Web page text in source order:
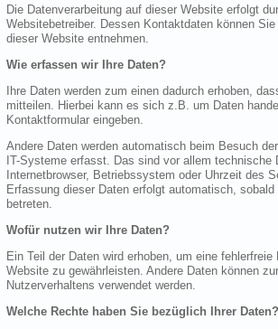
Die Datenverarbeitung auf dieser Website erfolgt
Websitebetreiber. Dessen Kontaktdaten können
dieser Website entnehmen.
Wie erfassen wir Ihre Daten?
Ihre Daten werden zum einen dadurch erhoben,
mitteilen. Hierbei kann es sich z.B. um Daten
Kontaktformular eingeben.
Andere Daten werden automatisch beim Besuch
IT-Systeme erfasst. Das sind vor allem technische
Internetbrowser, Betriebssystem oder Uhrzeit des
Erfassung dieser Daten erfolgt automatisch,
betreten.
Wofür nutzen wir Ihre Daten?
Ein Teil der Daten wird erhoben, um eine fehlerfreie
Website zu gewährleisten. Andere Daten können
Nutzerverhaltens verwendet werden.
Welche Rechte haben Sie bezüglich Ihrer Daten?